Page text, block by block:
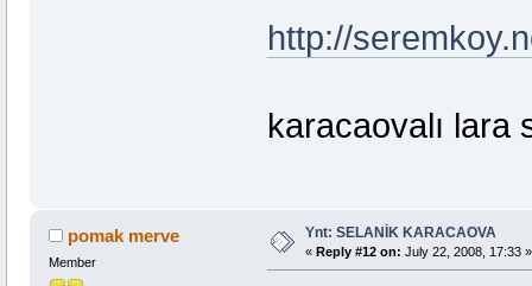
http://
karacaovalı lara
pomak merve
Member
Ynt: SELANİK KARACAOVA
« Reply #12 on: July 22, 2008, 17:33 »